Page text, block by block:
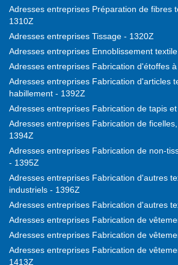
Adresses entreprises Préparation de fibres
1310Z
Adresses entreprises Tissage - 1320Z
Adresses entreprises Ennoblissement
Adresses entreprises Fabrication d'étoffes
Adresses entreprises Fabrication d'articles
habillement - 1392Z
Adresses entreprises Fabrication de tapis
Adresses entreprises Fabrication de
1394Z
Adresses entreprises Fabrication de non-
- 1395Z
Adresses entreprises Fabrication d'autres
industriels - 1396Z
Adresses entreprises Fabrication d'autres
Adresses entreprises Fabrication de
Adresses entreprises Fabrication de
Adresses entreprises Fabrication de
1413Z